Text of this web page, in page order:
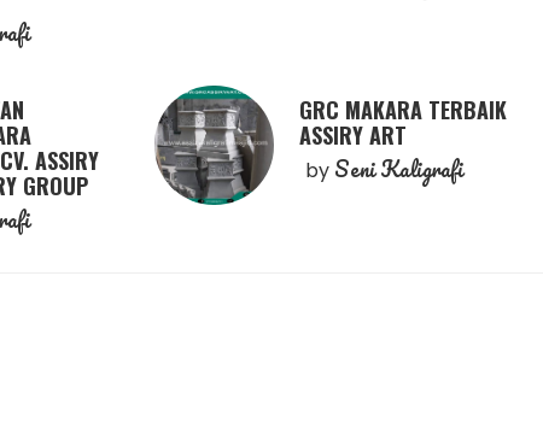
ASSIRY
GROUP
GRC MAKARA TERBAIK
ASSIRY ART
by Seni Kaligrafi